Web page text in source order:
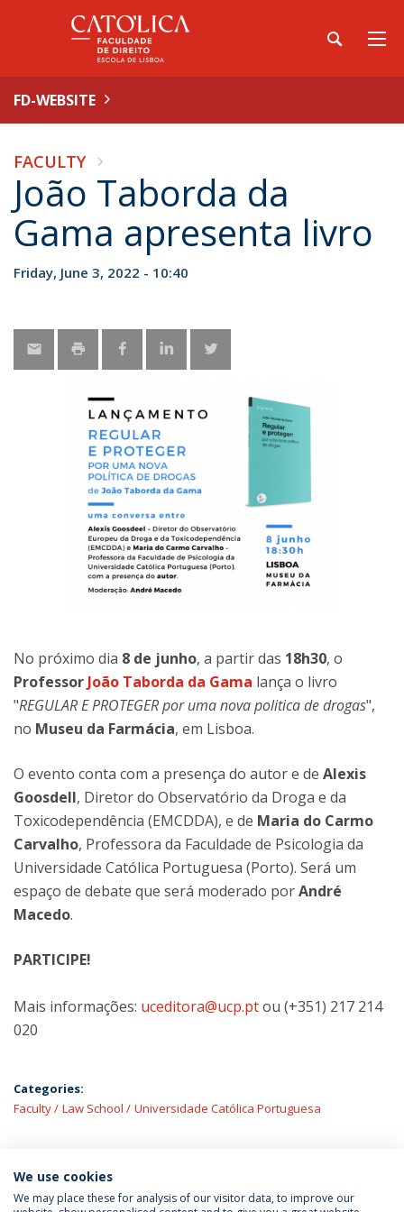
FD-WEBSITE
FACULTY
João Taborda da
Gama apresenta livro
Friday, June 3, 2022 - 10:40
No próximo dia 8 de junho, a partir das 18h30, o
ProfessorJoão Taborda da Gama lança o livro
"REGULAR E PROTEGER por uma nova politica de drogas",
no Museu da Farmácia, em Lisboa.
O evento conta com a presença do autor e de Alexis
Goosdell, Diretor do Observatório da Droga e da
Toxicodependência (EMCDDA), e de Maria do Carmo
Carvalho, Professora da Faculdade de Psicologia da
Universidade Católica Portuguesa (Porto). Será um
espaço de debate que será moderado porAndré
Macedo.
PARTICIPE!
Mais informações: uceditora@ucp.ptou (+351) 217 214
020
Categories:
Faculty
Law School Universidade Católica Portuguesa
LATEST NEWS
We use cookies
We may place these for analysis of our visitor data, to improve our